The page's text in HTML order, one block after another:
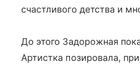
счастливого детства и
До этого Задорожная
Артистка позировала,